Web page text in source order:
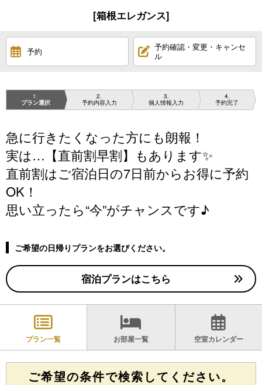
[箱根エレガンス]
予約
予約確認・変更・キャンセ
ル
1
プラン選択
2
予約内容入力
3
個人情報入力
4
予約完了
急に行きたくなった方にも朗報！
実は…【直前割早割】もあります✨
直前割はご宿泊日の7日前からお得に予約
OK！
思い立ったら“今”がチャンスです♪
ご希望の日帰りプランをお選びください。
宿泊プランはこちら
プラン一覧 お部屋一覧 空室カレンダー
ご希望の条件で検索してください。